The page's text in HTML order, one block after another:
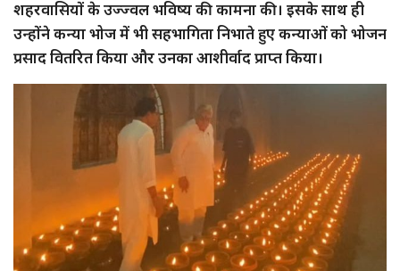
शहरवासियों के उज्ज्वल भविष्य की कामना की। इसके साथ ही
उन्होंने कन्या भोज में भी सहभागिता निभाते हुए कन्याओं को भोजन
प्रसाद वितरित किया और उनका आशीर्वाद प्राप्त किया।